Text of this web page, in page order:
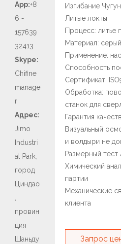
App:+8
6 -
157639
32413
Skype:
Chifine
manage
r
Адрес:
Jimo
Industri
al Park,
город
Циндао
провин
ция
Шаньду
Изгибание
Литые локты
Процесс: литье
Материал:
Применение:
Способность
Сертификат:
Обработка:
станок для
Гарантия
Визуальный
и волдыри не
Размерный тест
Химический
партии
Механические
клиента
Запрос